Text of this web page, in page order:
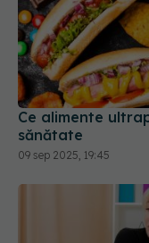
Ce alimente
sănătate
09 sep 2025, 19:45